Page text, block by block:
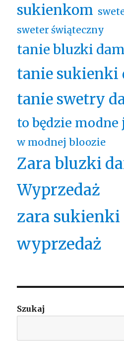
sukienkom
sweter świąteczny
tanie bluzki
tanie sukienki
tanie swetry
to będzie modne
w modnej bloozie
Zara bluzki
Wyprzedaż
zara sukienki
wyprzedaż
Szukaj